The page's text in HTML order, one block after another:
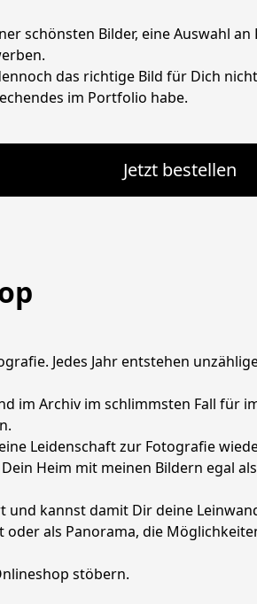
schönsten Bilder, eine Auswahl
das richtige Bild für Dich
im Portfolio habe.
Jetzt bestellen
Jedes Jahr entstehen
im Archiv im schlimmsten Fall
Leidenschaft zur Fotografie
Heim mit meinen Bildern egal
kannst damit Dir deine
als Panorama, die
stöbern.